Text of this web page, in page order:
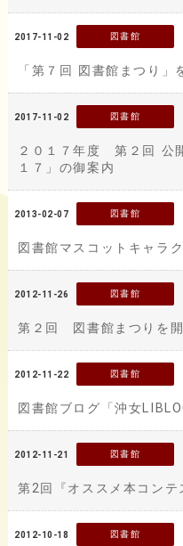
2017-11-02 図書館
「第７回 図書館まつり」
2017-11-02 図書館
２０１７年度 第２回 公
１７」の御案内
2013-02-07 図書館
図書館マスコットキャラ
2012-11-26 図書館
第２回 図書館まつりを開
2012-11-22 図書館
図書館ブログ「沖女
2012-11-21 図書館
第2回『オススメ本コンテ
2012-10-18 図書館